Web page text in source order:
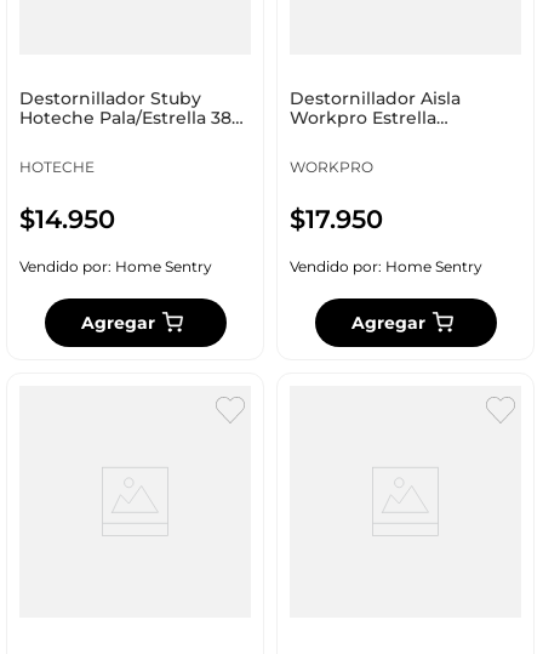
Destornillador Stuby
Hoteche Pala/Estrella 38
HOTECHE
$14.950
Vendido por: Home Sentry
Agregar
Destornillador Aisla
Workpro Estrella
WORKPRO
$17.950
Vendido por: Home Sentry
Agregar